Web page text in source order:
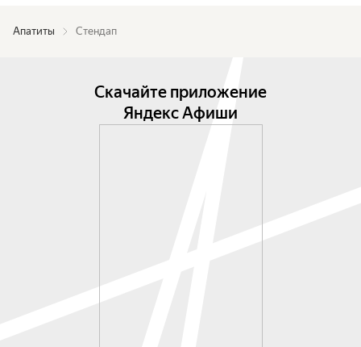
Апатиты Стендап
Скачайте приложение
Яндекс Афиши